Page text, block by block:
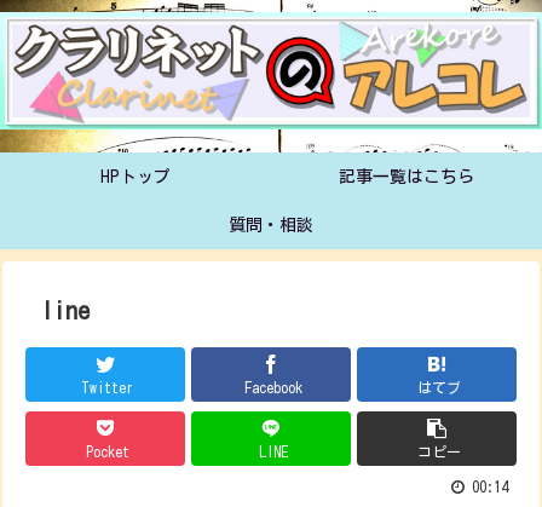
HPトップ 記事一覧はこちら
質問・相談
line
Twitter Facebook はてブ
Pocket LINE コピー
00:14